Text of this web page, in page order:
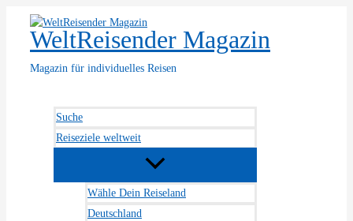
Inhalt
springenWeltReisender Magazin
Magazin für individuelles Reisen
Suche
Reiseziele weltweit
Wähle Dein Reiseland
Deutschland